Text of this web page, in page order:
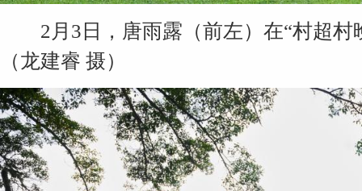
2月3日，唐雨露（前左）在“村超村
（龙建睿 摄）